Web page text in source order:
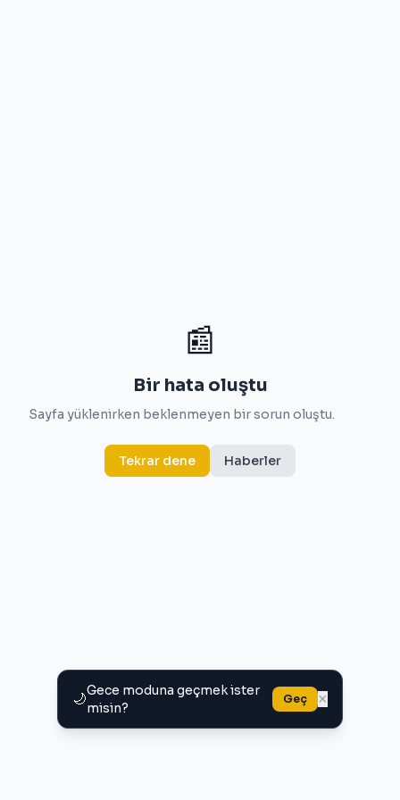
🌙Gece moduna geçmek ister
misin?
Geç ×
📰
Bir hata oluştu
Sayfa yüklenirken beklenmeyen bir sorun oluştu.
Tekrar dene Haberler